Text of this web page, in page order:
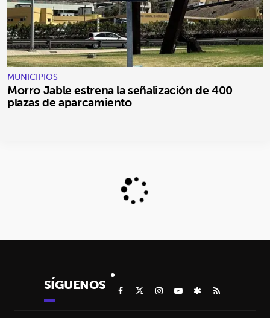
MUNICIPIOS
Morro Jable estrena la señalización de 400
plazas de aparcamiento
SÍGUENOS